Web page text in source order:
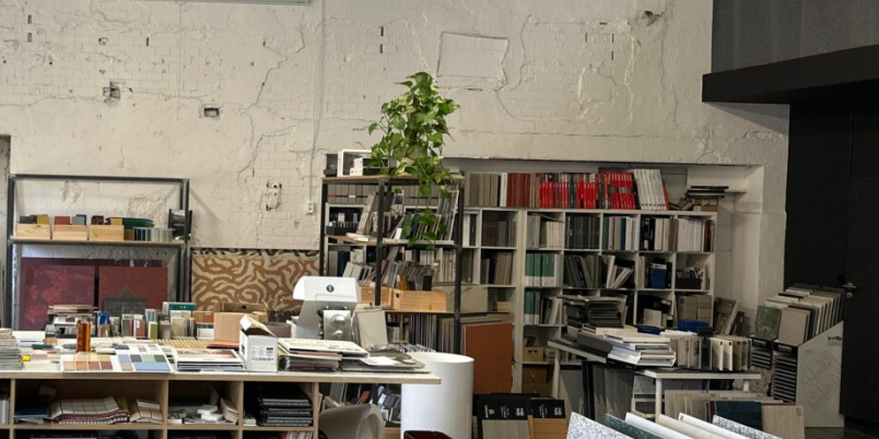
(1)
OSTATNIE WPISY
Danilo Ramazzotti — włoskie
płytki handmade, które
zmieniają wnętrza
3 czerwca 2026 1 komentarz
Trone Paris – Francuska
Ikona Współczesnego
Designu
25 stycznia 2025 1 komentarz
DANDY 41zero42 – to
intrygujące płytki, które